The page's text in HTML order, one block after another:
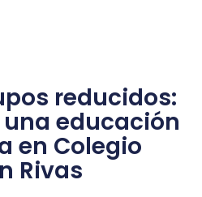
reducidos:
educación
en Colegio
Rivas